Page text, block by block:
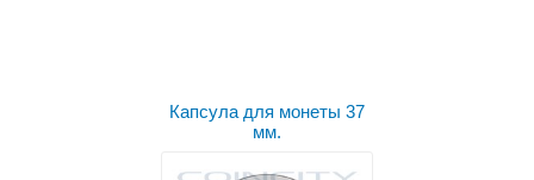
Капсула для монеты 37
мм.